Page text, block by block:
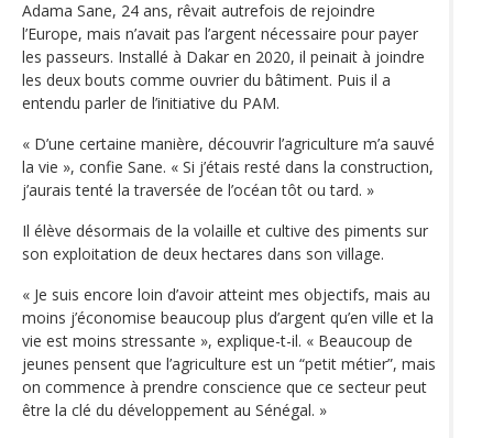
Adama Sane, 24 ans, rêvait autrefois de rejoindre
l’Europe, mais n’avait pas l’argent nécessaire pour payer
les passeurs. Installé à Dakar en 2020, il peinait à joindre
les deux bouts comme ouvrier du bâtiment. Puis il a
entendu parler de l’initiative du PAM.
« D’une certaine manière, découvrir l’agriculture m’a sauvé
la vie », confie Sane. « Si j’étais resté dans la construction,
j’aurais tenté la traversée de l’océan tôt ou tard. »
Il élève désormais de la volaille et cultive des piments sur
son exploitation de deux hectares dans son village.
« Je suis encore loin d’avoir atteint mes objectifs, mais au
moins j’économise beaucoup plus d’argent qu’en ville et la
vie est moins stressante », explique-t-il. « Beaucoup de
jeunes pensent que l’agriculture est un “petit métier”, mais
on commence à prendre conscience que ce secteur peut
être la clé du développement au Sénégal. »